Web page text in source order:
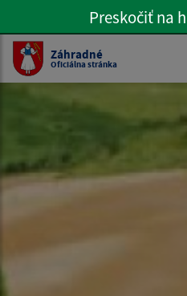
Preskočiť na
Preskočiť na
Záhradné
Oficiálna stránka